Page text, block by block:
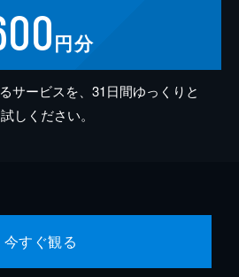
円分
サービスを、31日間ゆっくりと
しください。
今すぐ観る